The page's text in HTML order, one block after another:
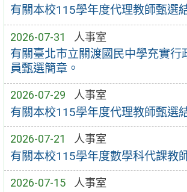
有關本校115學年度代理教師甄選
2026-07-31 人事室
有關臺北市立關渡國民中學充實行
員甄選簡章。
2026-07-29 人事室
有關本校115學年度代理教師甄選
2026-07-21 人事室
有關本校115學年度數學科代課教
2026-07-15 人事室